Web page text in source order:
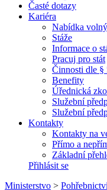
Časté dotazy
Kariéra
Nabídka
Stáže
Informace o
Pracuj pro stát
Činnosti dle §
Benefity
Úřednická
Služební
Služební
Kontakty
Kontakty na
Přímo a
Základní
Přihlásit se
Ministerstvo >